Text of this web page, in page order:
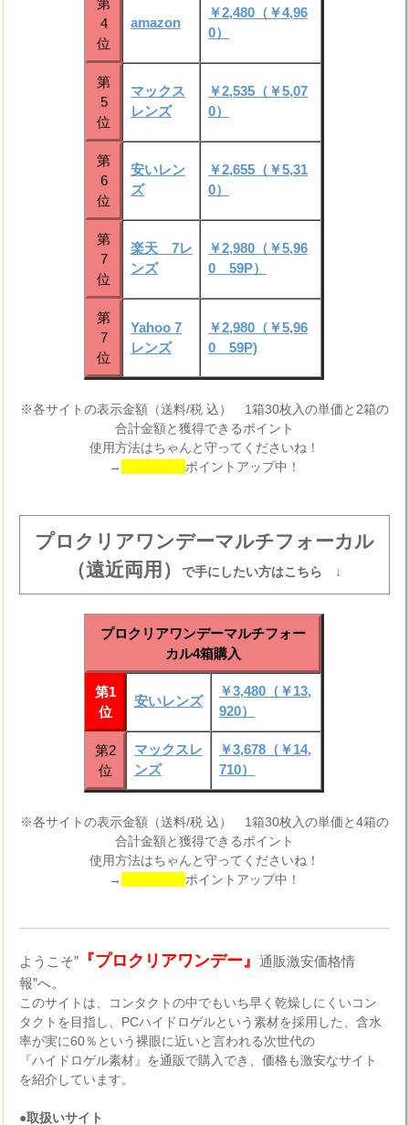
第
4
位
amazon
￥2,480（￥4,96
0）
第
5
位
マックス
レンズ
￥2,535（￥5,07
0）
第
6
位
安いレン
ズ
￥2,655（￥5,31
0）
第
7
位
楽天 7レ
ンズ
￥2,980（￥5,96
0 59P）
第
7
位
Yahoo 7
レンズ
￥2,980（￥5,96
0 59P)
※各サイトの表示金額（送料/税 込） 1箱30枚入の単価と2箱の
合計金額と獲得できるポイント
使用方法はちゃんと守ってくださいね！
→
ポイントアップ中！
プロクリアワンデーマルチフォーカル
（遠近両用）で手にしたい方はこちら ↓
プロクリアワンデーマルチフォー
カル4箱購入
第1
位
安いレンズ
￥3,480（￥13,
920）
第2
位
マックスレ
ンズ
￥3,678（￥14,
710）
※各サイトの表示金額（送料/税 込） 1箱30枚入の単価と4箱の
合計金額と獲得できるポイント
使用方法はちゃんと守ってくださいね！
→
ポイントアップ中！
ようこそ” 『プロクリアワンデー』通販激安価格情
報”へ。
このサイトは、コンタクトの中でもいち早く乾燥しにくいコン
タクトを目指し、PCハイドロゲルという素材を採用した、含水
率が実に60％という裸眼に近いと言われる次世代の
『ハイドロゲル素材』を通販で購入でき、価格も激安なサイト
を紹介しています。
●取扱いサイト